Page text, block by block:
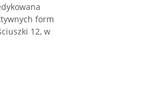
form
12, w